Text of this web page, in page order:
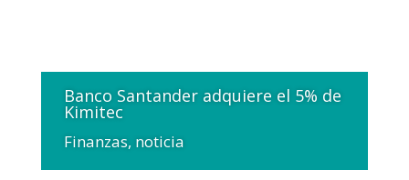
Banco Santander adquiere el 5% de
Kimitec
Finanzas, noticia